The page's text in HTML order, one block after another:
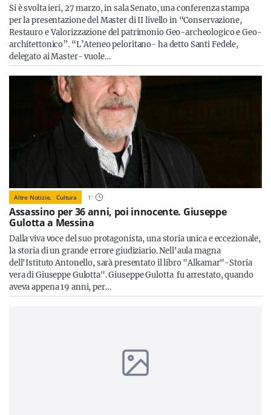
Si è svolta ieri, 27 marzo, in sala Senato, una conferenza stampa
per la presentazione del Master di II livello in “Conservazione,
Restauro e Valorizzazione del patrimonio Geo-archeologico e Geo-
architettonico”. “L’Ateneo peloritano- ha detto Santi Fedele,
delegato ai Master- vuole…
Altre Notizie, Cultura 1'
Assassino per 36 anni, poi innocente. Giuseppe
Gulotta a Messina
Dalla viva voce del suo protagonista, una storia unica e eccezionale,
la storia di un grande errore giudiziario. Nell'aula magna
dell'Istituto Antonello, sarà presentato il libro "Alkamar"-Storia
vera di Giuseppe Gulotta". Giuseppe Gulotta fu arrestato, quando
aveva appena 19 anni, per…